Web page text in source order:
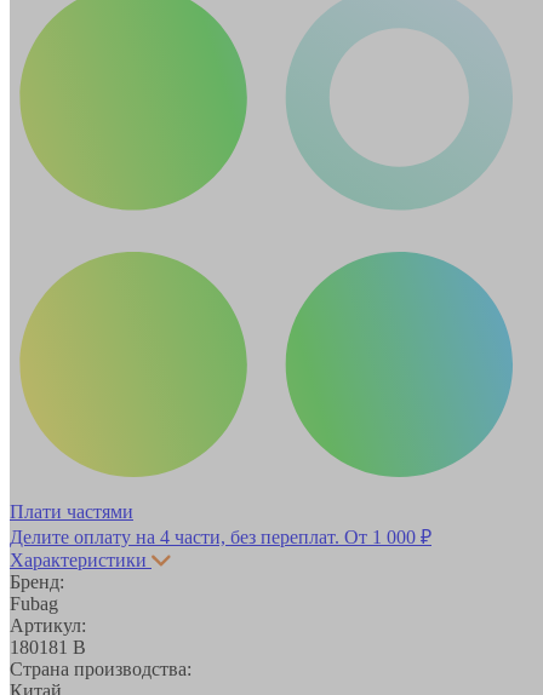
Плати частями
Делите оплату на 4 части, без переплат. От 1 000 ₽
Характеристики
Бренд:
Fubag
Артикул:
180181 B
Страна производства:
Китай